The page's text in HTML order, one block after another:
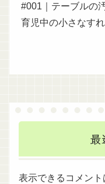
#001｜テーブルの
育児中の小さなす
最
表示できるコメント